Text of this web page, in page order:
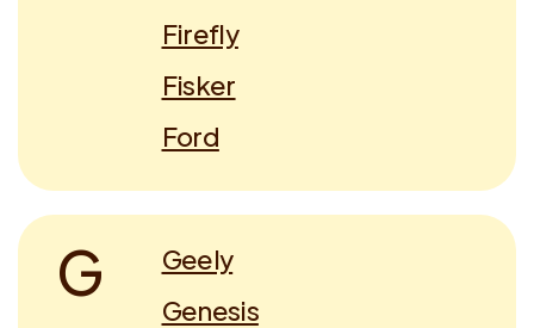
Firefly
Fisker
Ford
G
Geely
Genesis